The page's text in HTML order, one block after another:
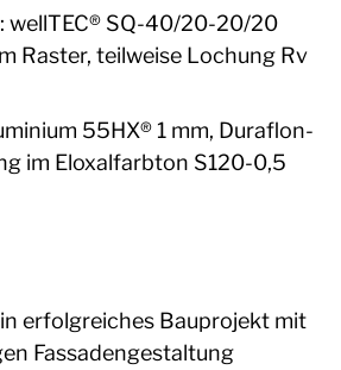
wellTEC® SQ-40/20-20/20
Raster, teilweise Lochung Rv
55HX® 1 mm, Duraflon-
im Eloxalfarbton S120-0,5
erfolgreiches Bauprojekt mit
Fassadengestaltung